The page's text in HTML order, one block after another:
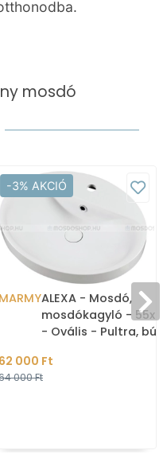
mosdó
-3% AKCIÓ
MARMYALEXA - Mosdó,
mosdókagyló -
- Ovális - Pultra,
62 000 Ft
000 Ft